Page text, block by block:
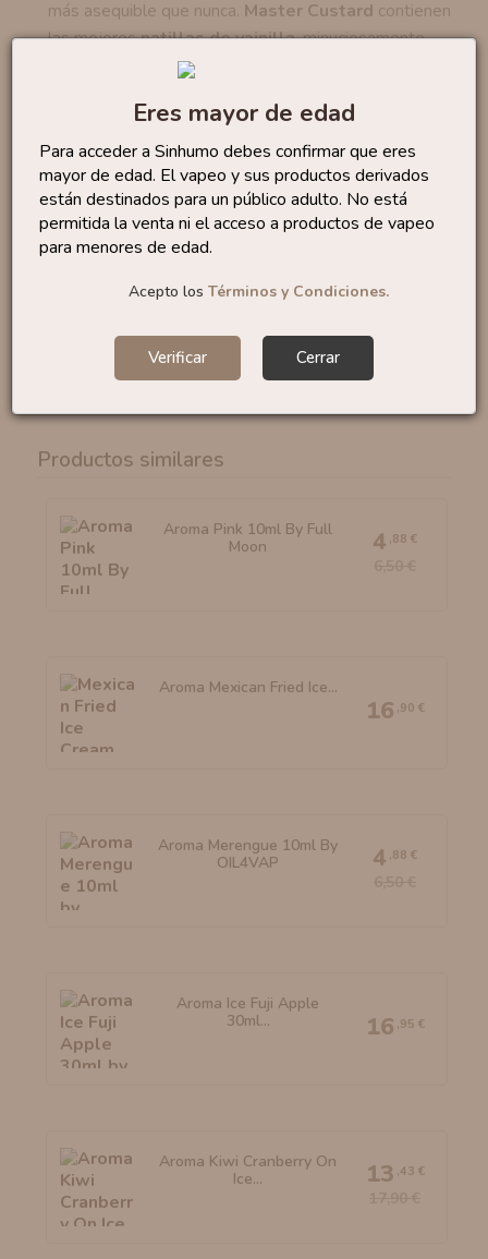
Eres mayor de edad
Para acceder a Sinhumo debes confirmar que eres
mayor de edad. El vapeo y sus productos derivados
están destinados para un público adulto. No está
permitida la venta ni el acceso a productos de vapeo
para menores de edad.
Acepto los Términos y Condiciones.
Verificar Cerrar
más asequible que nunca. Master Custard contienen
las mejoresnatillas de vainilla, minuciosamente
seleccionadas y acompañadas con
Estos aromas se presentan en
formato Longfill ,botes de 120 mlque
incluyen20 ml de aromapara que solo tengas que
añadir base y listo.
Postres
Formato:20 ml
Porcentaje recomendado:
16,67%
Tiempo maceración:15 días
Productos similares
Aroma Pink 10ml By Full
Moon
4 ,88 €
Aroma Mexican Fried Ice...
16 ,90 €
Aroma Merengue 10ml By
OIL4VAP
4 ,88 €
Aroma Ice Fuji Apple
30ml...
16 ,95 €
Aroma Kiwi Cranberry On
Ice...
13 ,43 €